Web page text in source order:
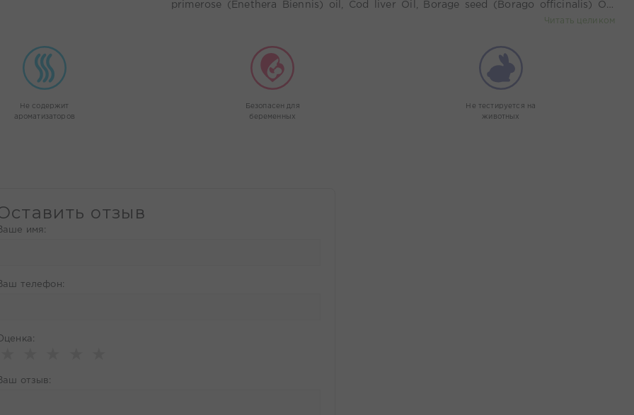
primerose (Enethera Biennis) oil, Cod liver Oil, Borage seed (Borago officinalis) Oil,
Читать целиком
Не содержит
ароматизаторов
Безопасен для
беременных
Не тестируется на
животных
отзыв
имя:
телефон:
отзыв: